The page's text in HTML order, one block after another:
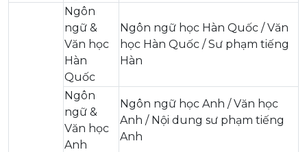
Ngôn
ngữ &
Văn học
Hàn
Quốc
Ngôn ngữ học Hàn Quốc / Văn
học Hàn Quốc / Sư phạm tiếng
Hàn
Ngôn
ngữ &
Văn học
Anh
Ngôn ngữ học Anh / Văn học
Anh / Nội dung sư phạm tiếng
Anh